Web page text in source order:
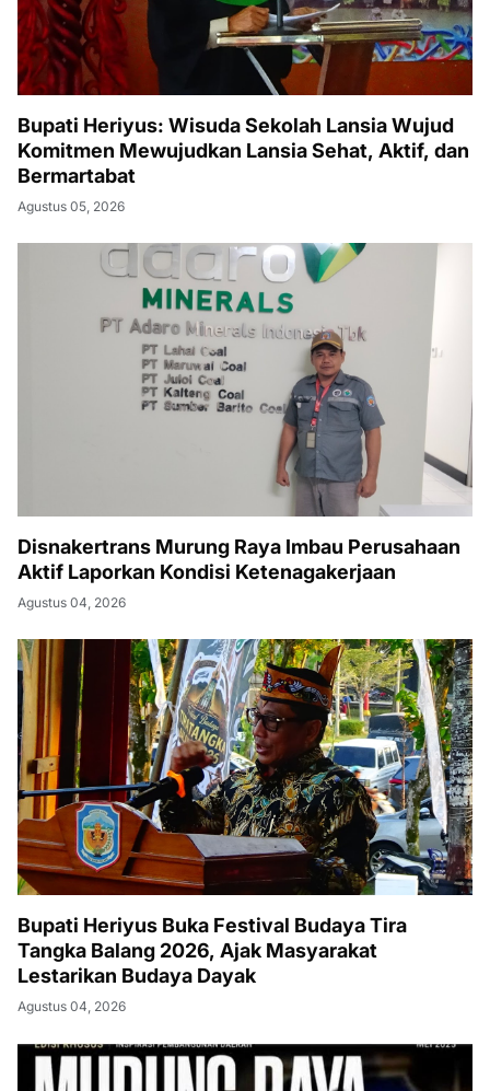
Bupati Heriyus: Wisuda Sekolah Lansia Wujud
Komitmen Mewujudkan Lansia Sehat, Aktif, dan
Bermartabat
Agustus 05, 2026
Disnakertrans Murung Raya Imbau Perusahaan
Aktif Laporkan Kondisi Ketenagakerjaan
Agustus 04, 2026
Bupati Heriyus Buka Festival Budaya Tira
Tangka Balang 2026, Ajak Masyarakat
Lestarikan Budaya Dayak
Agustus 04, 2026